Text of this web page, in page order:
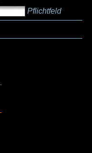
Pflichtfeld